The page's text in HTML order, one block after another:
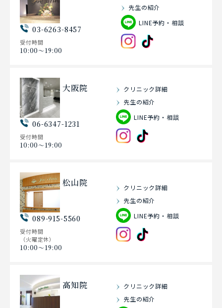
03-6263-8457
受付時間
10:00〜19:00
先生の紹介
LINE予約・相談
大阪院
06-6347-1231
受付時間
10:00〜19:00
クリニック詳細
先生の紹介
LINE予約・相談
松山院
089-915-5560
受付時間
（火曜定休）
10:00〜19:00
クリニック詳細
先生の紹介
LINE予約・相談
高知院
クリニック詳細
先生の紹介